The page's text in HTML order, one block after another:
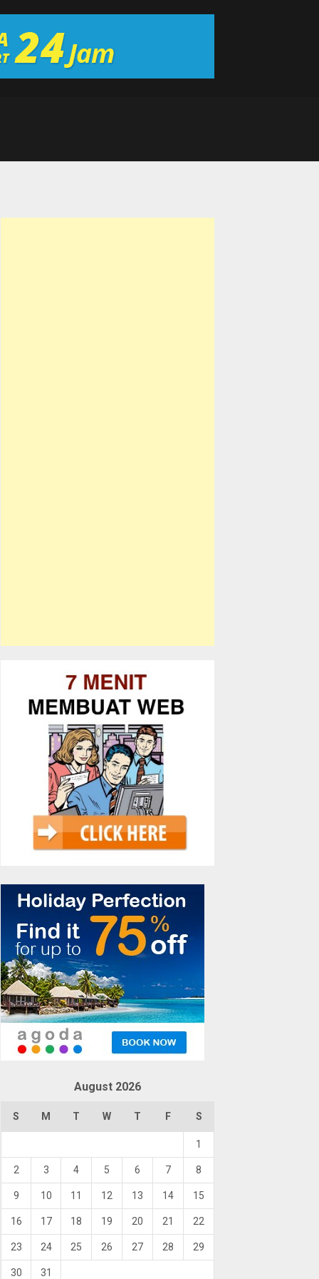
August 2026
S M T W T F S
1
2 3 4 5 6 7 8
9 10 11 12 13 14 15
16 17 18 19 20 21 22
23 24 25 26 27 28 29
30
31